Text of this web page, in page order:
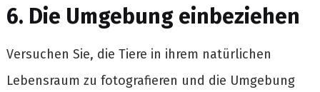
6. Die Umgebung einbeziehen
Versuchen Sie, die Tiere in ihrem natürlichen
Lebensraum zu fotografieren und die Umgebung